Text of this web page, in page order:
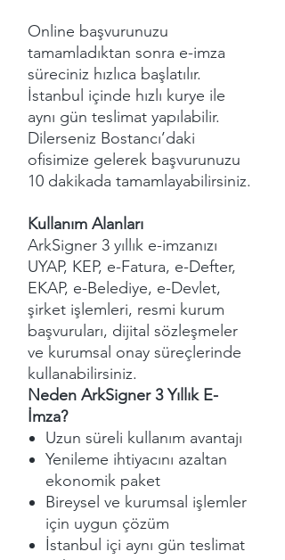
Online başvurunuzu
tamamladıktan sonra e-imza
süreciniz hızlıca başlatılır.
İstanbul içinde hızlı kurye ile
aynı gün teslimat yapılabilir.
Dilerseniz Bostancı’daki
ofisimize gelerek başvurunuzu
10 dakikada tamamlayabilirsiniz.
Kullanım Alanları
ArkSigner 3 yıllık e-imzanızı
UYAP, KEP, e-Fatura, e-Defter,
EKAP, e-Belediye, e-Devlet,
şirket işlemleri, resmi kurum
başvuruları, dijital sözleşmeler
ve kurumsal onay süreçlerinde
kullanabilirsiniz.
Neden ArkSigner 3 Yıllık E-
İmza?
Uzun süreli kullanım avantajı
Yenileme ihtiyacını azaltan
ekonomik paket
Bireysel ve kurumsal işlemler
için uygun çözüm
İstanbul içi aynı gün teslimat